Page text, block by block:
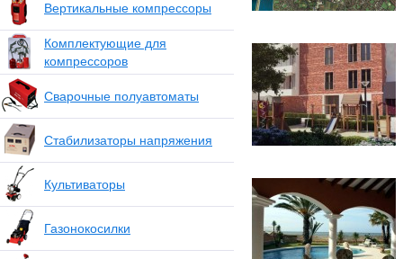
Вертикальные компрессоры
Комплектующие для
компрессоров
Сварочные полуавтоматы
Стабилизаторы напряжения
Культиваторы
Газонокосилки